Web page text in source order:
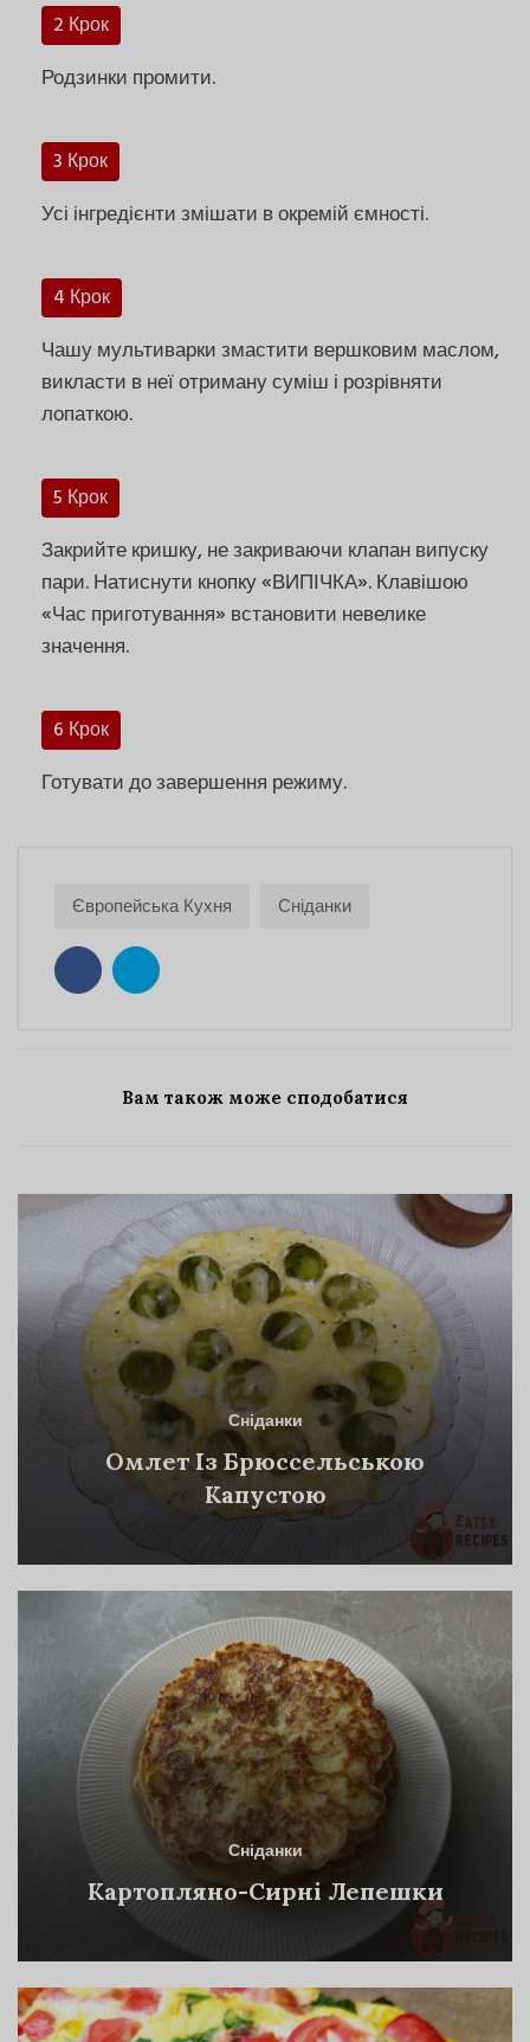
2 Крок
Родзинки промити.
3 Крок
Усі інгредієнти змішати в окремій ємності.
4 Крок
Чашу мультиварки змастити вершковим маслом,
викласти в неї отриману суміш і розрівняти
лопаткою.
5 Крок
Закрийте кришку, не закриваючи клапан випуску
пари. Натиснути кнопку «ВИПІЧКА». Клавішою
«Час приготування» встановити невелике
значення.
6 Крок
Готувати до завершення режиму.
Європейська Кухня Сніданки
Вам також може сподобатися
Сніданки
Омлет Із Брюссельською
Капустою
Сніданки
Картопляно-Сирні Лепешки